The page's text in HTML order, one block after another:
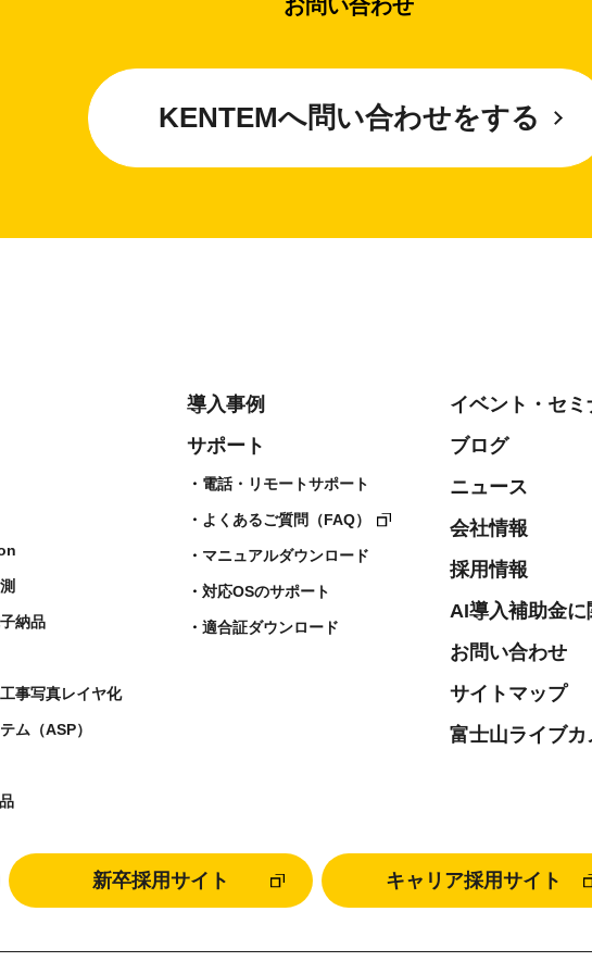
お問い合わせ
KENTEMへ問い合わせをする
納品
事写真レイヤ化
ム（ASP）
導入事例
サポート
電話・リモートサポート
よくあるご質問（FAQ）
マニュアルダウンロード
対応OSのサポート
適合証ダウンロード
イベント・セミ
ブログ
ニュース
会社情報
採用情報
AI導入補助金
お問い合わせ
サイトマップ
富士山ライブカ
新卒採用サイト キャリア採用サイト